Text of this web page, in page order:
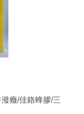
癥/佳鉻蜂膠/三